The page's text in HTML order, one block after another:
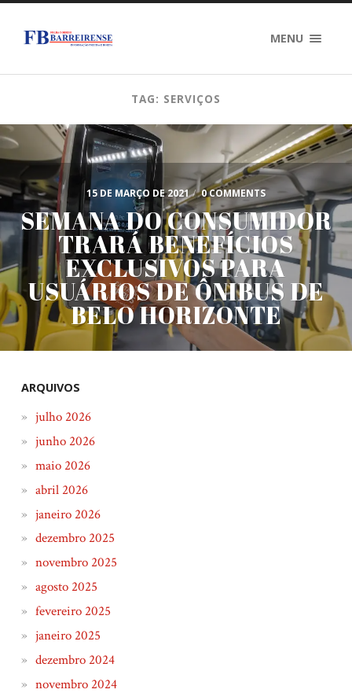
MENU
TAG: SERVIÇOS
15 DE MARÇO DE 2021 / 0 COMMENTS
SEMANA DO CONSUMIDOR
TRARÁ BENEFÍCIOS
EXCLUSIVOS PARA
USUÁRIOS DE ÔNIBUS DE
BELO HORIZONTE
ARQUIVOS
julho 2026
junho 2026
maio 2026
abril 2026
janeiro 2026
dezembro 2025
novembro 2025
agosto 2025
fevereiro 2025
janeiro 2025
dezembro 2024
novembro 2024